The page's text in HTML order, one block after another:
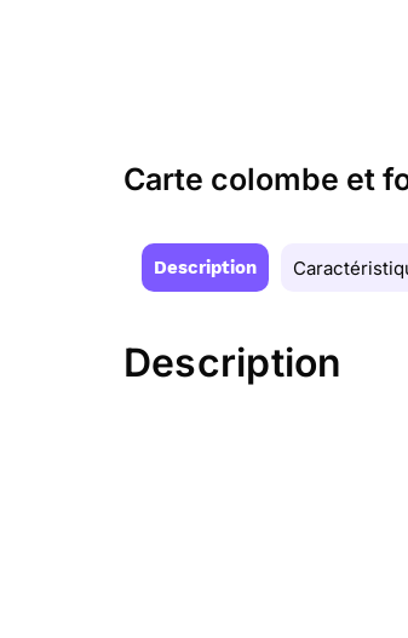
Carte colombe et
Description
Description